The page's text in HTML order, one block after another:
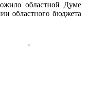
областной Думе
областного бюджета